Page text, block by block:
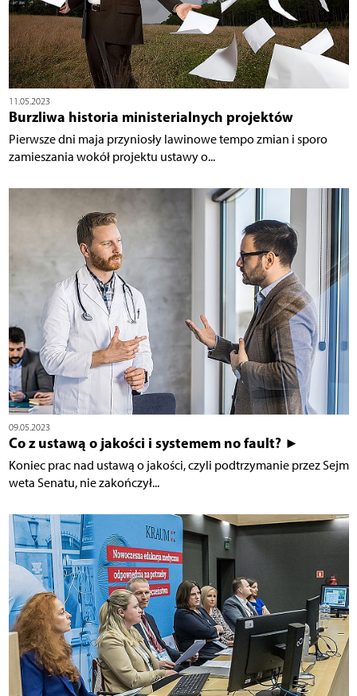
11.05.2023
Burzliwa historia ministerialnych projektów
Pierwsze dni maja przyniosły lawinowe tempo zmian i sporo
zamieszania wokół projektu ustawy o...
09.05.2023
Co z ustawą o jakości i systemem no fault? ►
Koniec prac nad ustawą o jakości, czyli podtrzymanie przez Sejm
weta Senatu, nie zakończył...